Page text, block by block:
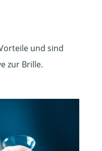
und sind
zur Brille.